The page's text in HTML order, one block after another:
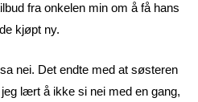
fra onkelen min om å få hans
kjøpt ny.
nei. Det endte med at søsteren
lært å ikke si nei med en gang,